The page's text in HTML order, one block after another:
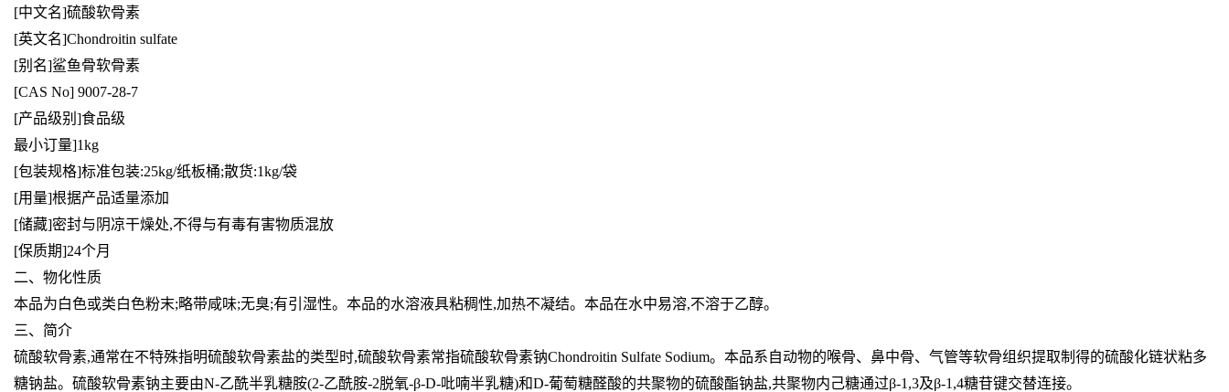
[中文名]硫酸软骨素
[英文名]Chondroitin sulfate
[别名]鲨鱼骨软骨素
[CAS No] 9007-28-7
[产品级别]食品级
最小订量]1kg
[包装规格]标准包装:25kg/纸板桶;散货:1kg/袋
[用量]根据产品适量添加
[储藏]密封与阴凉干燥处,不得与有毒有害物质混放
[保质期]24个月
二、物化性质
本品为白色或类白色粉末;略带咸味;无臭;有引湿性。本品的水溶液具粘稠性,加热不凝结。本品在水中易溶,不溶于乙醇。
三、简介
硫酸软骨素,通常在不特殊指明硫酸软骨素盐的类型时,硫酸软骨素常指硫酸软骨素钠Chondroitin Sulfate Sodium。本品系自动物的喉骨、鼻中骨、气管等软骨组织提取制得的硫酸化链状粘多
糖钠盐。硫酸软骨素钠主要由N-乙酰半乳糖胺(2-乙酰胺-2脱氧-β-D-吡喃半乳糖)和D-葡萄糖醛酸的共聚物的硫酸酯钠盐,共聚物内己糖通过β-1,3及β-1,4糖苷键交替连接。